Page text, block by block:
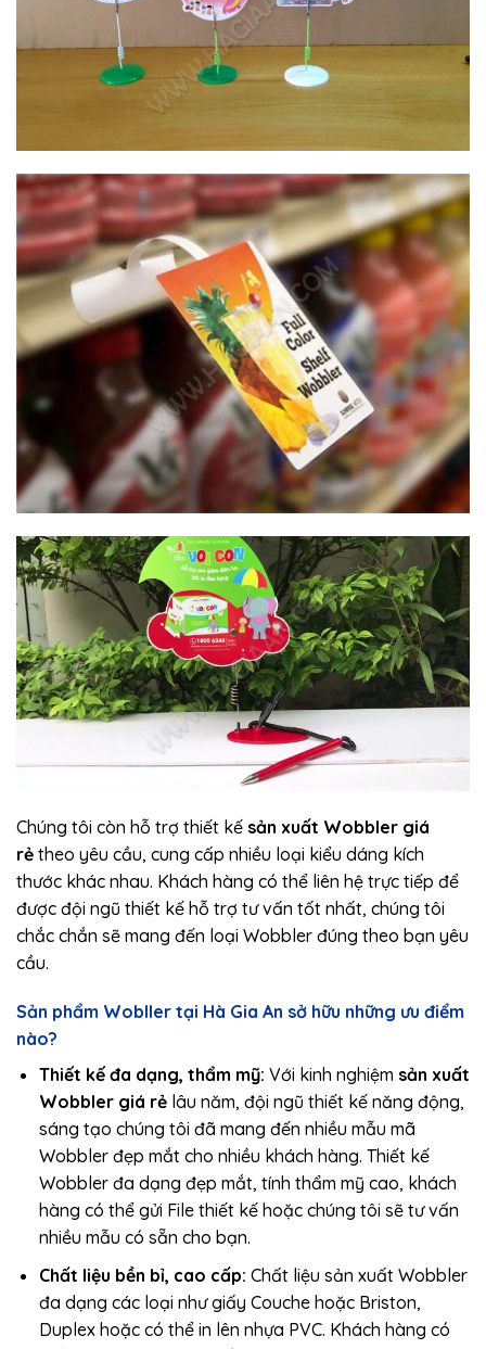
Chúng tôi còn hỗ trợ thiết kế sản xuất Wobbler giá
rẻ theo yêu cầu, cung cấp nhiều loại kiểu dáng kích
thước khác nhau. Khách hàng có thể liên hệ trực tiếp để
được đội ngũ thiết kế hỗ trợ tư vấn tốt nhất, chúng tôi
chắc chắn sẽ mang đến loại Wobbler đúng theo bạn yêu
cầu.
Sản phẩm Wobller tại Hà Gia An sở hữu những ưu điểm
nào?
Thiết kế đa dạng, thẩm mỹ: Với kinh nghiệm sản xuất
Wobbler giá rẻlâu năm, đội ngũ thiết kế năng động,
sáng tạo chúng tôi đã mang đến nhiều mẫu mã
Wobbler đẹp mắt cho nhiều khách hàng. Thiết kế
Wobbler đa dạng đẹp mắt, tính thẩm mỹ cao, khách
hàng có thể gửi File thiết kế hoặc chúng tôi sẽ tư vấn
nhiều mẫu có sẵn cho bạn.
Chất liệu bền bỉ, cao cấp: Chất liệu sản xuất Wobbler
đa dạng các loại như giấy Couche hoặc Briston,
Duplex hoặc có thể in lên nhựa PVC. Khách hàng có